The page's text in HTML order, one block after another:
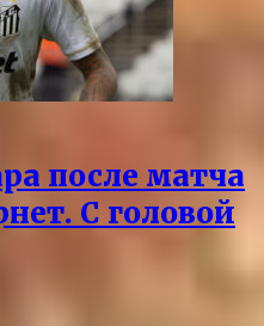
после матча
С головой